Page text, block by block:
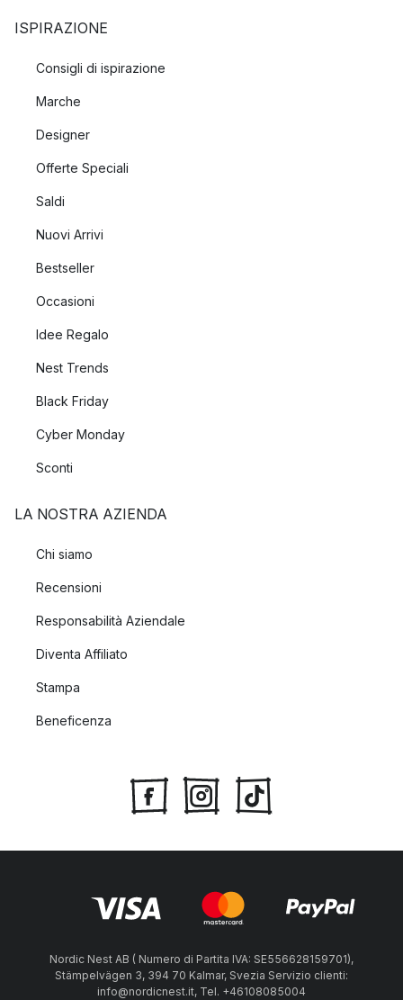
ISPIRAZIONE
Consigli di ispirazione
Marche
Designer
Offerte Speciali
Saldi
Nuovi Arrivi
Bestseller
Occasioni
Idee Regalo
Nest Trends
Black Friday
Cyber Monday
Sconti
LA NOSTRA AZIENDA
Chi siamo
Recensioni
Responsabilità Aziendale
Diventa Affiliato
Stampa
Beneficenza
Nordic Nest AB ( Numero di Partita IVA: SE556628159701),
Stämpelvägen 3, 394 70 Kalmar, Svezia Servizio clienti:
info@nordicnest.it, Tel. +46108085004